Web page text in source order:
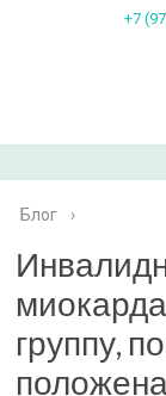
+7
Блог ›
группу,
положена